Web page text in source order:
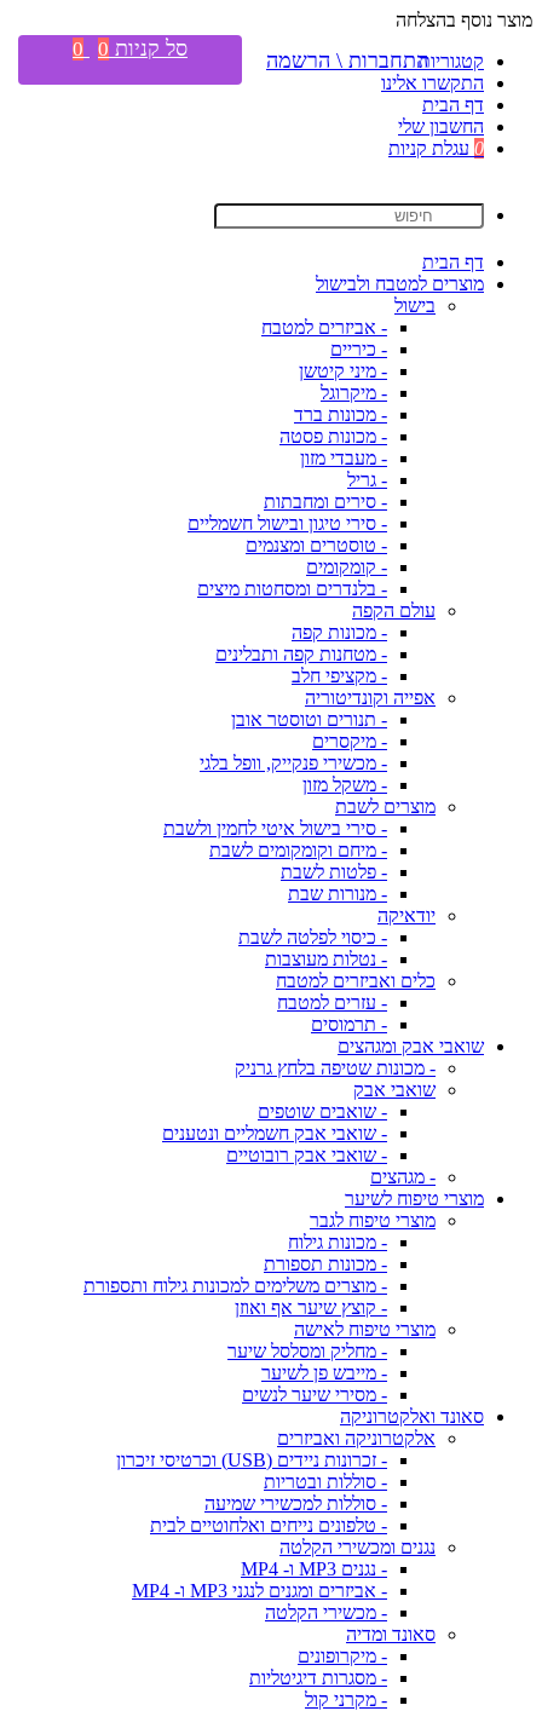
מוצר נוסף בהצלחה
קטגוריות
התקשרו אלינו
דף הבית
החשבון שלי
0 עגלת קניות
דף הבית
מוצרים למטבח ולבישול
בישול
- אביזרים למטבח
- כיריים
- מיני קיטשן
- מיקרוגל
- מכונות ברד
- מכונות פסטה
- מעבדי מזון
- גריל
- סירים ומחבתות
- סירי טיגון ובישול חשמליים
- טוסטרים ומצנמים
- קומקומים
- בלנדרים ומסחטות מיצים
עולם הקפה
- מכונות קפה
- מטחנות קפה ותבלינים
- מקציפי חלב
אפייה וקונדיטוריה
- תנורים וטוסטר אובן
- מיקסרים
- מכשירי פנקייק, וופל בלגי
- משקל מזון
מוצרים לשבת
- סירי בישול איטי לחמין ולשבת
- מיחם וקומקומים לשבת
- פלטות לשבת
- מנורות שבת
יודאיקה
- כיסוי לפלטה לשבת
- נטלות מעוצבות
כלים ואביזרים למטבח
- עזרים למטבח
- תרמוסים
שואבי אבק ומגהצים
- מכונות שטיפה בלחץ גרניק
שואבי אבק
- שואבים שוטפים
- שואבי אבק חשמליים ונטענים
- שואבי אבק רובוטיים
- מגהצים
מוצרי טיפוח לשיער
מוצרי טיפוח לגבר
- מכונות גילוח
- מכונות תספורת
- מוצרים משלימים למכונות גילוח ותספורת
- קוצץ שיער אף ואוזן
מוצרי טיפוח לאישה
- מחליק ומסלסל שיער
- מייבש פן לשיער
- מסירי שיער לנשים
סאונד ואלקטרוניקה
אלקטרוניקה ואביזרים
- זכרונות ניידים (USB) וכרטיסי זיכרון
- סוללות ובטריות
- סוללות למכשירי שמיעה
- טלפונים נייחים ואלחוטיים לבית
נגנים ומכשירי הקלטה
- נגנים MP3 ו- MP4
- אביזרים ומגנים לנגני MP3 ו- MP4
- מכשירי הקלטה
סאונד ומדיה
- מיקרופונים
- מסגרות דיגיטליות
- מקרני קול
התחברות \ הרשמה סל קניות 0
0